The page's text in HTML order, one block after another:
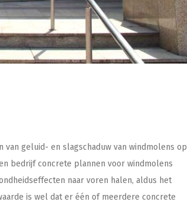
van geluid- en slagschaduw van windmolens op
bedrijf concrete plannen voor windmolens
naar voren halen, aldus het
is wel dat er één of meerdere concrete